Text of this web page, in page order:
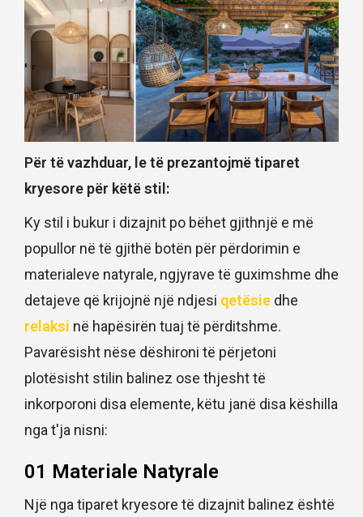
Për të vazhduar, le të prezantojmë tiparet
kryesore për këtë stil:
Ky stil i bukur i dizajnit po bëhet gjithnjë e më
popullor në të gjithë botën për përdorimin e
materialeve natyrale, ngjyrave të guximshme dhe
detajeve që krijojnë një ndjesi qetësie dhe
relaksi në hapësirën tuaj të përditshme.
Pavarësisht nëse dëshironi të përjetoni
plotësisht stilin balinez ose thjesht të
inkorporoni disa elemente, këtu janë disa këshilla
nga t'ja nisni:
01 Materiale Natyrale
Një nga tiparet kryesore të dizajnit balinez është